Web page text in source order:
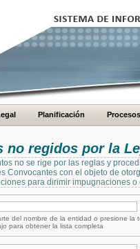
Planificación Procesos
regidos por la
no se rige por las reglas y
Convocantes con el objeto de
para dirimir impugnaciones
del nombre de la entidad o presione la
para obtener la lista completa